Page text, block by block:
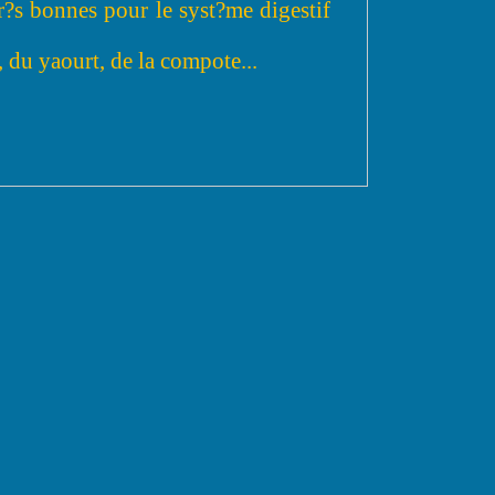
bonnes pour le syst?me digestif
du yaourt, de la compote...